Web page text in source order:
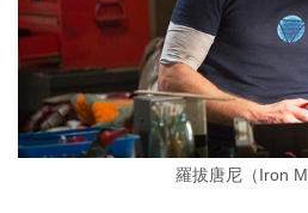
羅拔唐尼（Iron